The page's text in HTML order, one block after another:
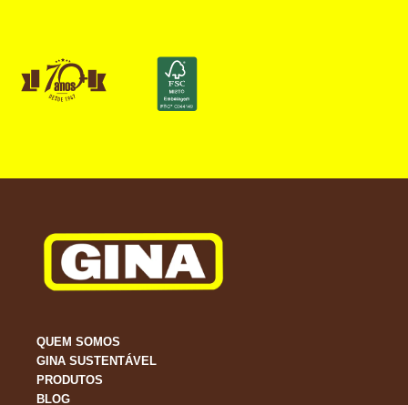
QUEM SOMOS
GINA SUSTENTÁVEL
PRODUTOS
BLOG